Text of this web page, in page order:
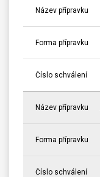
Název přípravku
Forma přípravku
Číslo schválení
Název přípravku
Forma přípravku
Číslo schválení